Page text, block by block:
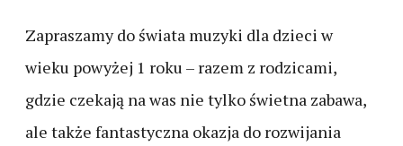
Zapraszamy do świata muzyki dla dzieci w
wieku powyżej 1 roku – razem z rodzicami,
gdzie czekają na was nie tylko świetna zabawa,
ale także fantastyczna okazja do rozwijania